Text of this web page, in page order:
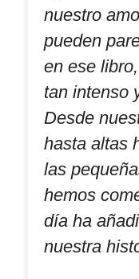
nuestro
pueden
en ese
tan intenso
Desde
hasta altas
las
hemos
día ha
nuestra